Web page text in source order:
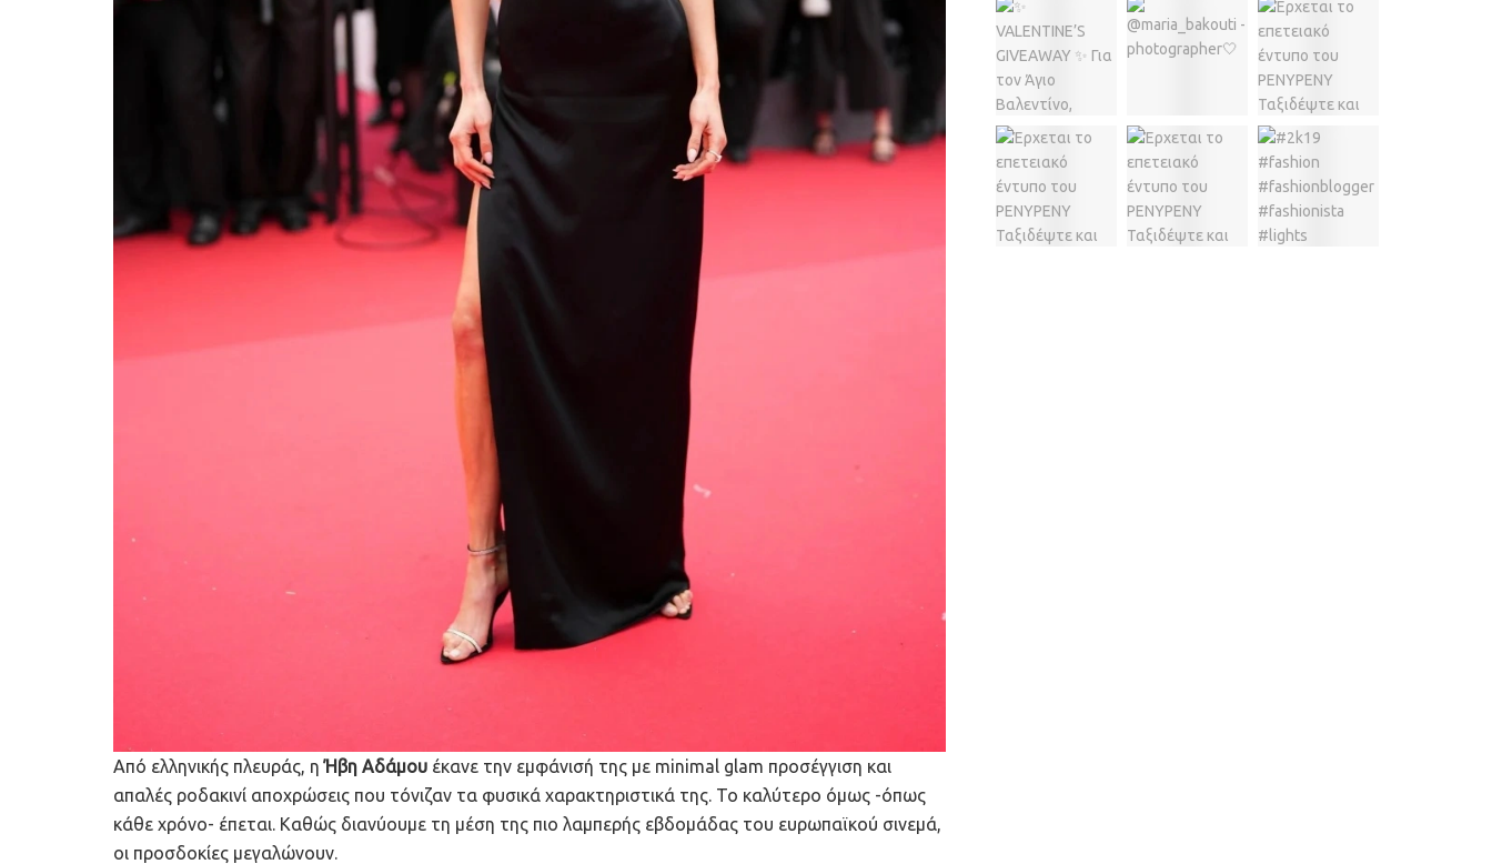
Από ελληνικής πλευράς, ηΉβη Αδάμου έκανε την εμφάνισή της με minimal glam προσέγγιση και
απαλές ροδακινί αποχρώσεις που τόνιζαν τα φυσικά χαρακτηριστικά της. Το καλύτερο όμως -όπως
κάθε χρόνο- έπεται. Καθώς διανύουμε τη μέση της πιο λαμπερής εβδομάδας του ευρωπαϊκού σινεμά,
οι προσδοκίες μεγαλώνουν.